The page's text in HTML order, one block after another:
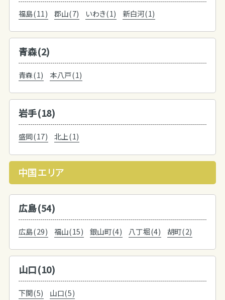
福島(11) 郡山(7) いわき(1) 新白河(1)
青森(2)
青森(1) 本八戸(1)
岩手(18)
盛岡(17) 北上(1)
中国エリア
広島(54)
広島(29) 福山(15) 銀山町(4) 八丁堀(4) 胡町(2)
山口(10)
下関(5) 山口(5)